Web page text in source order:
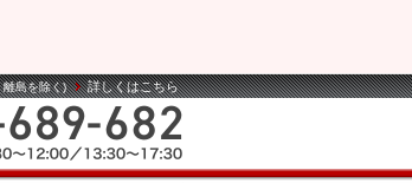
離島を除く) 詳しくはこちら